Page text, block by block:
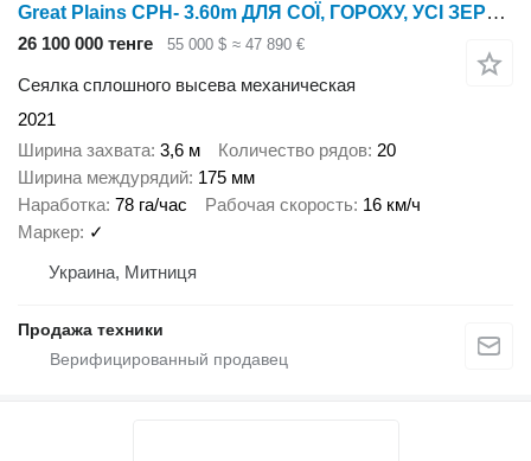
Great Plains CPH- 3.60m ДЛЯ СОЇ, ГОРОХУ, УСІ ЗЕРНОВІ!!!
26 100 000 тенге 55 000 $ ≈ 47 890 €
Сеялка сплошного высева механическая
2021
Ширина захвата 3,6 м Количество рядов 20
Ширина междурядий 175 мм
Наработка 78 га/час Рабочая скорость 16 км/ч
Маркер ✓
Украина, Митниця
Продажа техники